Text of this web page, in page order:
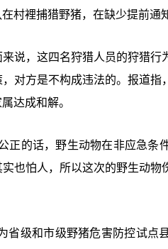
村裡捕猎野猪，在缺少提前通
说，这四名狩猎人员的狩猎
对方是不构成违法的。报道
达成和解。
正的话，野生动物在非应急条
也怕人，所以这次的野生动物
省级和市级野猪危害防控试点